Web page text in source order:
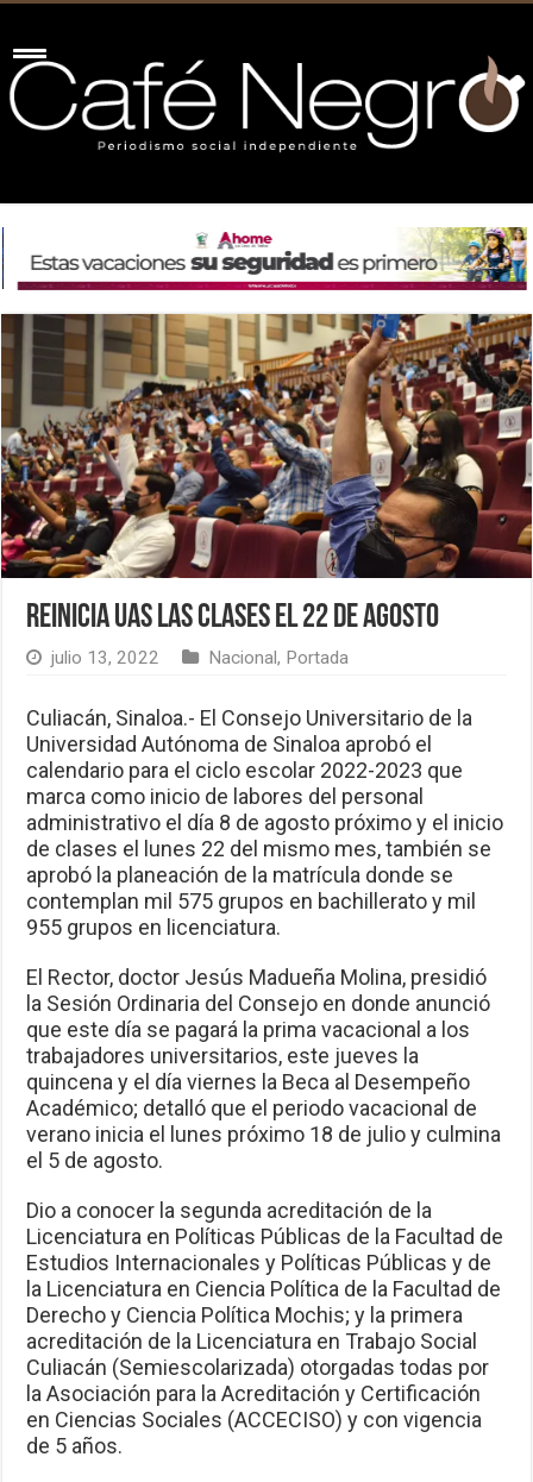
Reinicia UAS las clases el 22 de agosto
julio 13, 2022 Nacional, Portada
Culiacán, Sinaloa.- El Consejo Universitario de la
Universidad Autónoma de Sinaloa aprobó el
calendario para el ciclo escolar 2022-2023 que
marca como inicio de labores del personal
administrativo el día 8 de agosto próximo y el inicio
de clases el lunes 22 del mismo mes, también se
aprobó la planeación de la matrícula donde se
contemplan mil 575 grupos en bachillerato y mil
955 grupos en licenciatura.
El Rector, doctor Jesús Madueña Molina, presidió
la Sesión Ordinaria del Consejo en donde anunció
que este día se pagará la prima vacacional a los
trabajadores universitarios, este jueves la
quincena y el día viernes la Beca al Desempeño
Académico; detalló que el periodo vacacional de
verano inicia el lunes próximo 18 de julio y culmina
el 5 de agosto.
Dio a conocer la segunda acreditación de la
Licenciatura en Políticas Públicas de la Facultad de
Estudios Internacionales y Políticas Públicas y de
la Licenciatura en Ciencia Política de la Facultad de
Derecho y Ciencia Política Mochis; y la primera
acreditación de la Licenciatura en Trabajo Social
Culiacán (Semiescolarizada) otorgadas todas por
la Asociación para la Acreditación y Certificación
en Ciencias Sociales (ACCECISO) y con vigencia
de 5 años.